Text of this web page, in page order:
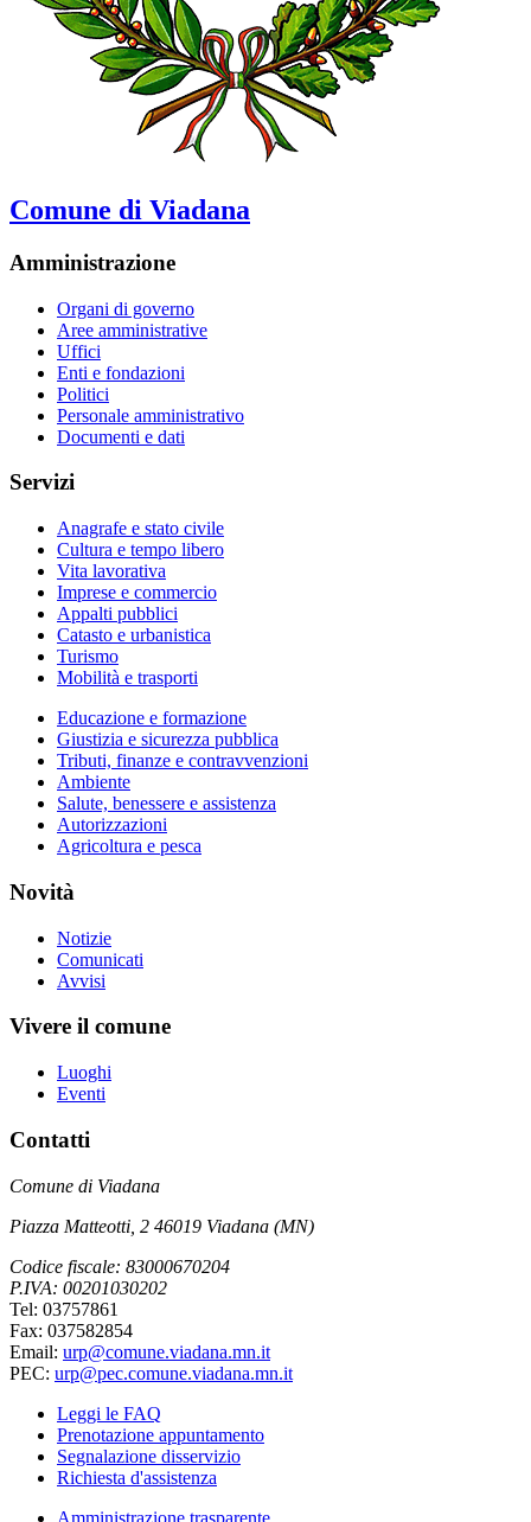
Comune di Viadana
Amministrazione
Organi di governo
Aree amministrative
Uffici
Enti e fondazioni
Politici
Personale amministrativo
Documenti e dati
Servizi
Anagrafe e stato civile
Cultura e tempo libero
Vita lavorativa
Imprese e commercio
Appalti pubblici
Catasto e urbanistica
Turismo
Mobilità e trasporti
Educazione e formazione
Giustizia e sicurezza pubblica
Tributi, finanze e contravvenzioni
Ambiente
Salute, benessere e assistenza
Autorizzazioni
Agricoltura e pesca
Novità
Notizie
Comunicati
Avvisi
Vivere il comune
Luoghi
Eventi
Contatti
Comune di Viadana
Piazza Matteotti, 2 46019 Viadana (MN)
Codice fiscale: 83000670204
P.IVA: 00201030202
Tel: 03757861
Fax: 037582854
Email: urp@comune.viadana.mn.it
PEC: urp@pec.comune.viadana.mn.it
Leggi le FAQ
Prenotazione appuntamento
Segnalazione disservizio
Richiesta d'assistenza
Amministrazione trasparente